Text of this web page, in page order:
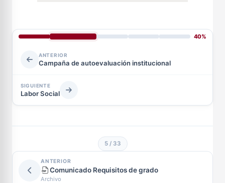
40%
ANTERIOR
Campaña de autoevaluación institucional
SIGUIENTE
Labor Social
ANTERIOR
Comunicado Requisitos de grado
Archivo
5 / 33